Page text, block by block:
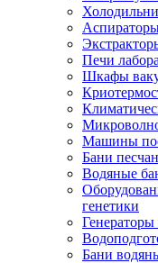
Печи
Шкафы
Машины
Бани
Водяные
генетики
Генераторы
Бани